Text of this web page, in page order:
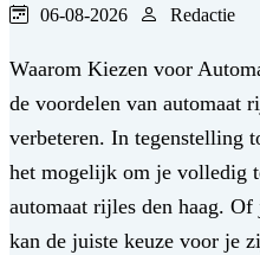
06-08-2026 Redactie
Waarom Kiezen voor
de voordelen van automaat
verbeteren. In tegenstelling
het mogelijk om je volledig
automaat rijles den haag.
kan de juiste keuze voor je